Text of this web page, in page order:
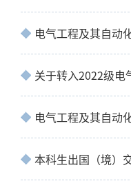
本科生出国（境）